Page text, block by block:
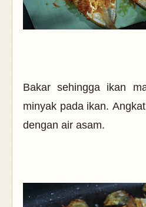
Bakar sehingga ikan
minyak pada ikan.
dengan air asam.